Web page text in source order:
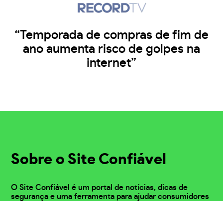
“Temporada de compras de fim de
ano aumenta risco de golpes na
internet”
Sobre o Site Confiável
O Site Confiável é um portal de notícias, dicas de
segurança e uma ferramenta para ajudar consumidores